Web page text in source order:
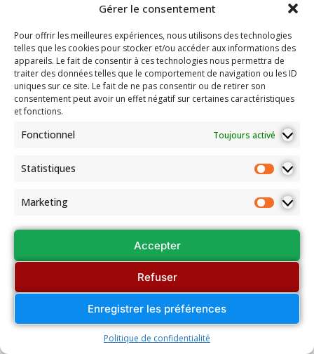
Gérer le consentement
Pour offrir les meilleures expériences, nous utilisons des technologies
telles que les cookies pour stocker et/ou accéder aux informations des
appareils. Le fait de consentir à ces technologies nous permettra de
traiter des données telles que le comportement de navigation ou les ID
uniques sur ce site. Le fait de ne pas consentir ou de retirer son
consentement peut avoir un effet négatif sur certaines caractéristiques
et fonctions.
Fonctionnel Toujours activé
Statistiques
Marketing
Accepter
Refuser
Enregistrer les préférences
Politique de confidentialité